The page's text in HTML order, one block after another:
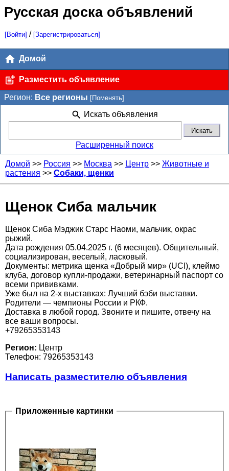
Русская доска объявлений
[Войти] / [Зарегистрироваться]
Домой
Разместить объявление
Регион: Все регионы [Поменять]
Искать объявления
Расширенный поиск
Домой >> Россия >> Москва >> Центр >> Животные и
растения >> Собаки, щенки
Щенок Сиба мальчик
Щенок Сиба Мэджик Старс Наоми, мальчик, окрас
рыжий.
Дата рождения 05.04.2025 г. (6 месяцев). Общительный,
социализирован, веселый, ласковый.
Документы: метрика щенка «Добрый мир» (UCI), клеймо
клуба, договор купли-продажи, ветеринарный паспорт со
всеми прививками.
Уже был на 2-х выставках: Лучший бэби выставки.
Родители — чемпионы России и РКФ.
Доставка в любой город. Звоните и пишите, отвечу на
все ваши вопросы.
+79265353143
Регион: Центр
Телефон: 79265353143
Написать разместителю объявления
Приложенные картинки